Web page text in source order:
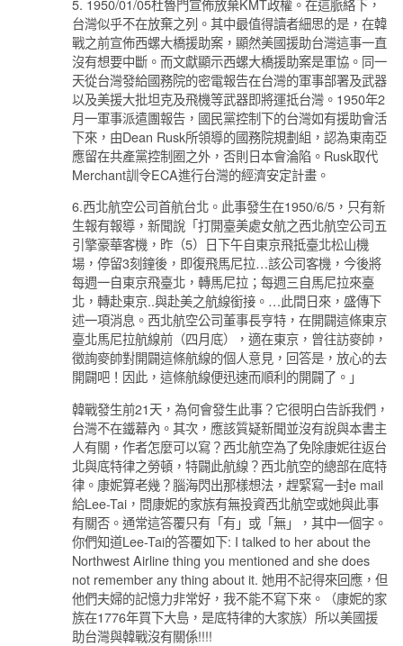
5. 1950/01/05杜魯門宣佈放棄KMT政權。在這脈絡下，
台灣似乎不在放棄之列。其中最值得讀者細思的是，在韓
戰之前宣佈西螺大橋援助案，顯然美國援助台灣這事一直
沒有想要中斷。而文獻顯示西螺大橋援助案是軍協。同一
天從台灣發給國務院的密電報告在台灣的軍事部署及武器
以及美援大批坦克及飛機等武器即將運抵台灣。1950年2
月一軍事派遣團報告，國民黨控制下的台灣如有援助會活
下來，由Dean Rusk所領導的國務院規劃組，認為東南亞
應留在共產黨控制圈之外，否則日本會淪陷。Rusk取代
Merchant訓令ECA進行台灣的經濟安定計畫。
6.西北航空公司首航台北。此事發生在1950/6/5，只有新
生報有報導，新聞說「打開臺美處女航之西北航空公司五
引擎豪華客機，昨（5）日下午自東京飛抵臺北松山機
場，停留3刻鐘後，即復飛馬尼拉…該公司客機，今後將
每週一自東京飛臺北，轉馬尼拉；每週三自馬尼拉來臺
北，轉赴東京..與赴美之航線銜接。…此間日來，盛傳下
述一項消息。西北航空公司董事長亨特，在開闢這條東京
臺北馬尼拉航線前（四月底），適在東京，曾往訪麥帥，
徵詢麥帥對開闢這條航線的個人意見，回答是，放心的去
開闢吧！因此，這條航線便迅速而順利的開闢了。」
韓戰發生前21天，為何會發生此事？它很明白告訴我們，
台灣不在鐵幕內。其次，應該質疑新聞並沒有說與本書主
人有關，作者怎麼可以寫？西北航空為了免除康妮往返台
北與底特律之勞頓，特闢此航線？西北航空的總部在底特
律。康妮算老幾？腦海閃出那樣想法，趕緊寫一封e mail
給Lee-Tai，問康妮的家族有無投資西北航空或她與此事
有關否。通常這答覆只有「有」或「無」，其中一個字。
你們知道Lee-Tai的答覆如下: I talked to her about the
Northwest Airline thing you mentioned and she does
not remember any thing about it. 她用不記得來回應，但
他們夫婦的記憶力非常好，我不能不寫下來。（康妮的家
族在1776年買下大島，是底特律的大家族）所以美國援
助台灣與韓戰沒有關係!!!!